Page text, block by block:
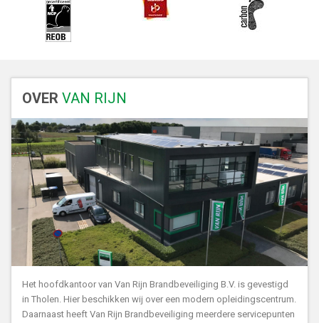
OVER VAN RIJN
Het hoofdkantoor van Van Rijn Brandbeveiliging B.V. is gevestigd
in Tholen. Hier beschikken wij over een modern opleidingscentrum.
Daarnaast heeft Van Rijn Brandbeveiliging meerdere servicepunten